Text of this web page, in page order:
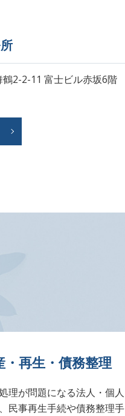
2-2-11 富士ビル赤坂6階
・再生・債務整理
理が問題になる法人・個人
民事再生手続や債務整理手